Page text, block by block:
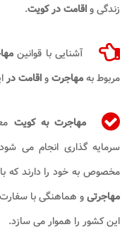
زندگی واقامت در کویت.
آشنایی با قوانین
مربوط بهمهاجرتواقامتدر
مهاجرت به کویت
سرمایه گذاری انجام می
مخصوص به خود را دارند که
مهاجرتیو هماهنگی با
این کشور را هموار می سازد.